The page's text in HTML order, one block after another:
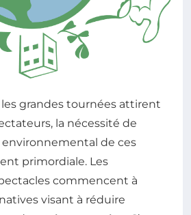
grandes tournées attirent
la nécessité de
environnemental de ces
primordiale. Les
commencent à
visant à réduire